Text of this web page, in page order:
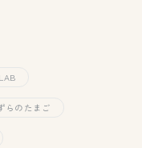
らのたまご